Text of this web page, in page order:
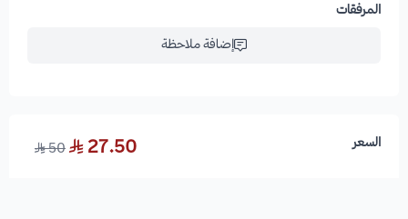
المرفقات
إضافة ملاحظة
السعر 27.50
50